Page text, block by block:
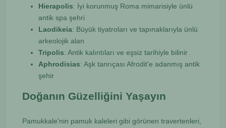
Hierapolis: İyi korunmuş Roma mimarisiyle ünlü
antik spa şehri
Laodikeia: Büyük tiyatroları ve tapınaklarıyla ünlü
arkeolojik alan
Tripolis: Antik kalıntıları ve eşsiz tarihiyle bilinir
Aphrodisias: Aşk tanrıçası Afrodit'e adanmış antik
şehir
Doğanın Güzelliğini Yaşayın
Pamukkale'nin pamuk kaleleri gibi görünen travertenleri,